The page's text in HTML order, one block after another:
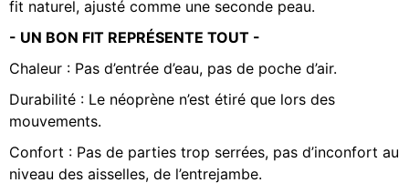
fit naturel, ajusté comme une seconde peau.
- UN BON FIT REPRÉSENTE TOUT -
Chaleur : Pas d’entrée d’eau, pas de poche d’air.
Durabilité : Le néoprène n’est étiré que lors des
mouvements.
Confort : Pas de parties trop serrées, pas d’inconfort au
niveau des aisselles, de l’entrejambe.